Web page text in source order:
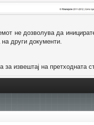
не дозволува да
други документи.
извештај на претходната